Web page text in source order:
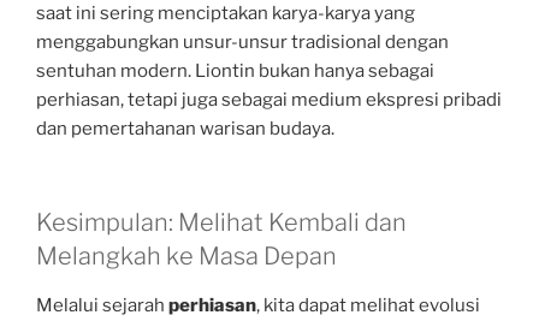
saat ini sering menciptakan karya-karya yang
menggabungkan unsur-unsur tradisional dengan
sentuhan modern. Liontin bukan hanya sebagai
perhiasan, tetapi juga sebagai medium ekspresi pribadi
dan pemertahanan warisan budaya.
Kesimpulan: Melihat Kembali dan
Melangkah ke Masa Depan
Melalui sejarah perhiasan, kita dapat melihat evolusi